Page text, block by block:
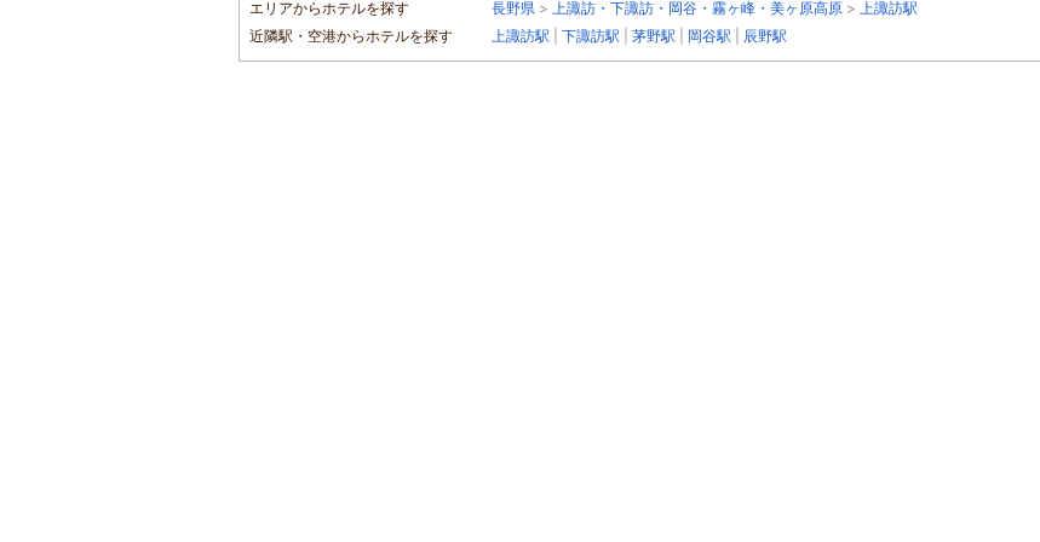
エリアからホテルを探す
長野県 > 上諏訪・下諏訪・岡谷・霧ヶ峰・美ヶ原高原 > 上諏訪駅
近隣駅・空港からホテルを探す
上諏訪駅 下諏訪駅 茅野駅 岡谷駅 辰野駅